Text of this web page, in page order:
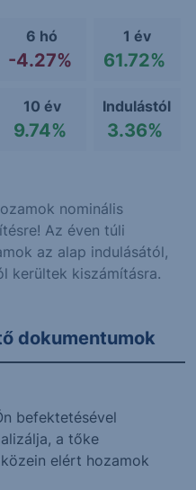
6 hó
-4.27%
1 év
61.72%
10 év
9.74%
Indulástól
3.36%
nominális
Az éven túli
az alap indulásától,
kerültek kiszámításra.
dokumentumok
befektetésével
a tőke
elért hozamok